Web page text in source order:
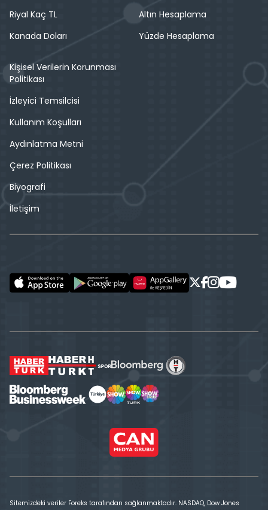
Riyal Kaç TL
Kanada Doları
Altın Hesaplama
Yüzde Hesaplama
Kişisel Verilerin Korunması
Politikası
İzleyici Temsilcisi
Kullanım Koşulları
Aydınlatma Metni
Çerez Politikası
Biyografi
İletişim
Sitemizdeki veriler Foreks tarafından sağlanmaktadır. NASDAQ, Dow Jones